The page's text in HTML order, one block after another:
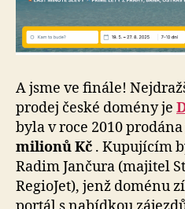
A jsme ve finále!
prodej české domény je
byla v roce 2010
milionů Kč . Kupujícím
Radim Jančura (majitel
RegioJet), jenž doménu